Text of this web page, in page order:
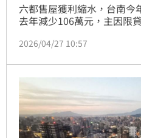
六都售屋獲利縮水，台南
去年減少106萬元，主因限
缺性持有8年獲利549萬元。
客更鎖定6年400萬免稅額
2026/04/27 10:57